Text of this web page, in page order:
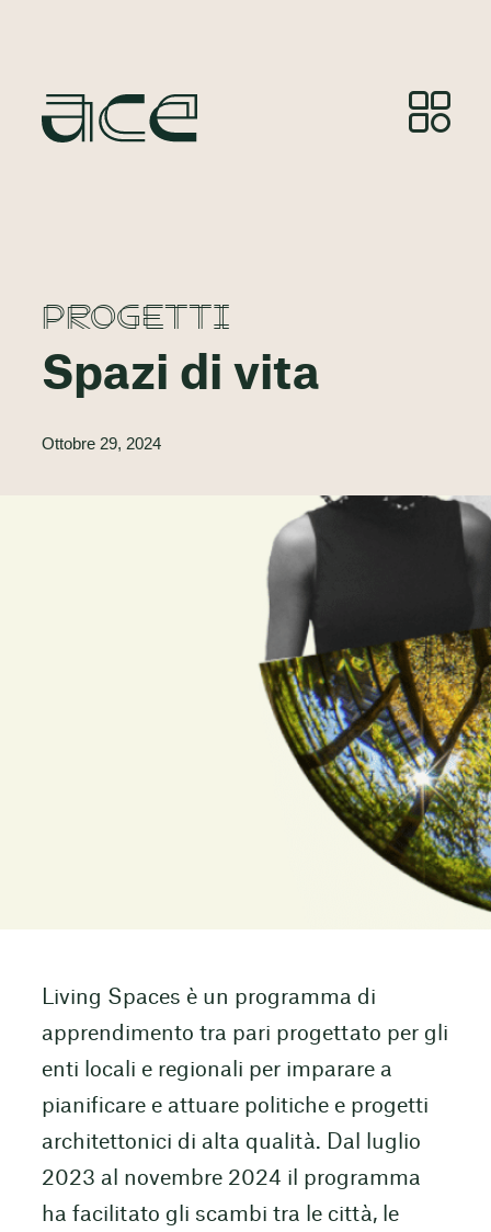
PROGETTI
Spazi di vita
Ottobre 29, 2024
Living Spaces è un programma di
apprendimento tra pari progettato per gli
enti locali e regionali per imparare a
pianificare e attuare politiche e progetti
architettonici di alta qualità. Dal luglio
2023 al novembre 2024 il programma
ha facilitato gli scambi tra le città, le